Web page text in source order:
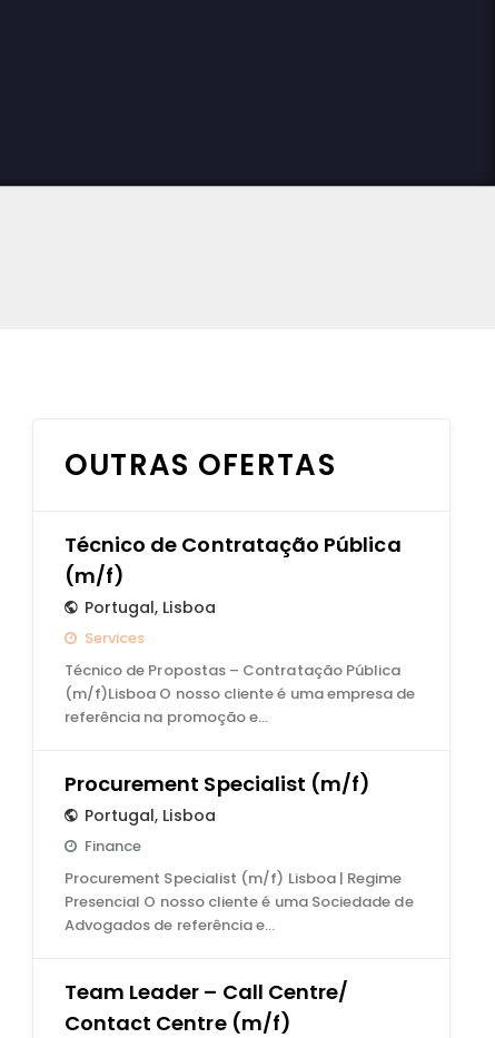
OUTRAS OFERTAS
Técnico de Contratação Pública
(m/f)
Portugal, Lisboa
Services
Técnico de Propostas – Contratação Pública
(m/f)Lisboa O nosso cliente é uma empresa de
referência na promoção e…
Procurement Specialist (m/f)
Portugal, Lisboa
Finance
Procurement Specialist (m/f) Lisboa | Regime
Presencial O nosso cliente é uma Sociedade de
Advogados de referência e…
Team Leader – Call Centre/
Contact Centre (m/f)